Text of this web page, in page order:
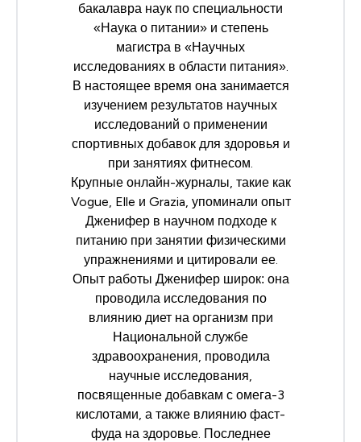
бакалавра наук по специальности
«Наука о питании» и степень
магистра в «Научных
исследованиях в области питания».
В настоящее время она занимается
изучением результатов научных
исследований о применении
спортивных добавок для здоровья и
при занятиях фитнесом.
Крупные онлайн-журналы, такие как
Vogue, Elle и Grazia, упоминали опыт
Дженифер в научном подходе к
питанию при занятии физическими
упражнениями и цитировали ее.
Опыт работы Дженифер широк: она
проводила исследования по
влиянию диет на организм при
Национальной службе
здравоохранения, проводила
научные исследования,
посвященные добавкам с омега-3
кислотами, а также влиянию фаст-
фуда на здоровье. Последнее